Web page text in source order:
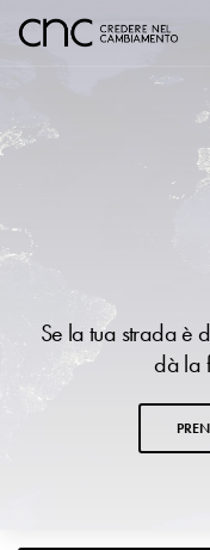
Se la tua strada è
dà la